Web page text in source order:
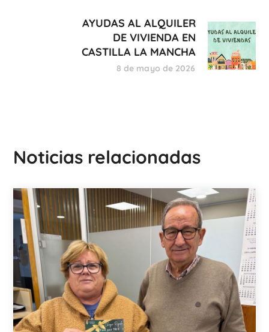
AYUDAS AL ALQUILER
DE VIVIENDA EN
CASTILLA LA MANCHA
8 de mayo de 2026
Noticias relacionadas